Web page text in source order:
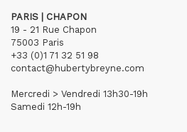
PARIS | CHAPON
19 - 21 Rue Chapon
75003 Paris
+33 (0)1 71 32 51 98
contact@hubertybreyne.com
Mercredi > Vendredi 13h30-19h
Samedi 12h-19h